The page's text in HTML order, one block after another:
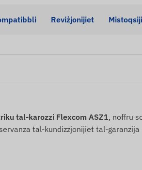
Reviżjonijiet
tal-karozzi Flexcom ASZ1, noffru
tal-kundizzjonijiet tal-